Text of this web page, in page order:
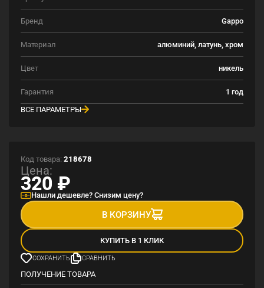
Бренд Gappo
Материал алюминий, латунь, хром
Цвет никель
Гарантия
1 год
ВСЕ ПАРАМЕТРЫ
Код товара: 218678
Цена:
320 ₽
Нашли дешевле? Снизим цену?
В КОРЗИНУ
КУПИТЬ В 1 КЛИК
СОХРАНИТЬ СРАВНИТЬ
ПОЛУЧЕНИЕ ТОВАРА